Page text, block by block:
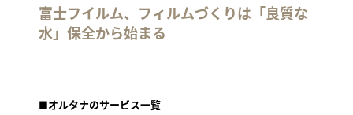
富士フイルム、フィルムづくりは「良質な
水」保全から始まる
■オルタナのサービス一覧